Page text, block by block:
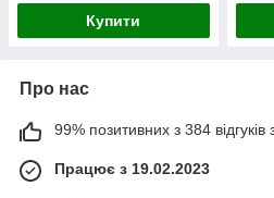
Купити
Про нас
99% позитивних з 384 відгуків
Працює з 19.02.2023